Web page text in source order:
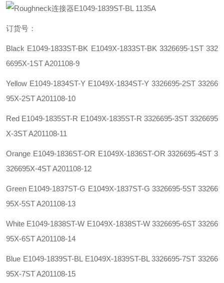
订货号：
Black E1049-1833ST-BK E1049X-1833ST-BK 3326695-1ST 332
6695X-1ST A201108-9
Yellow E1049-1834ST-Y E1049X-1834ST-Y 3326695-2ST 33266
95X-2ST A201108-10
Red E1049-1835ST-R E1049X-1835ST-R 3326695-3ST 3326695
X-3ST A201108-11
Orange E1049-1836ST-OR E1049X-1836ST-OR 3326695-4ST 3
326695X-4ST A201108-12
Green E1049-1837ST-G E1049X-1837ST-G 3326695-5ST 33266
95X-5ST A201108-13
White E1049-1838ST-W E1049X-1838ST-W 3326695-6ST 33266
95X-6ST A201108-14
Blue E1049-1839ST-BL E1049X-1839ST-BL 3326695-7ST 33266
95X-7ST A201108-15